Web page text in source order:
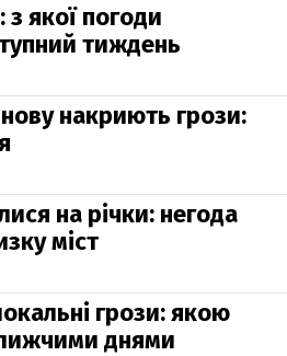
з якої погоди
тиждень
накриють грози:
на річки: негода
міст
грози: якою
днями